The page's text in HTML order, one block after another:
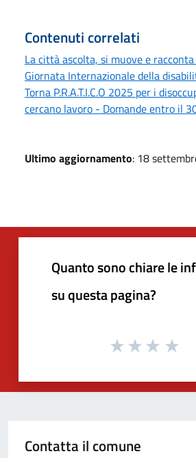
Contenuti correlati
La città ascolta, si muove e
Giornata Internazionale della
Torna P.R.A.T.I.C.O 2025 per i
cercano lavoro - Domande entro il
Ultimo aggiornamento: 18
Quanto sono chiare le
su questa pagina?
Contatta il comune